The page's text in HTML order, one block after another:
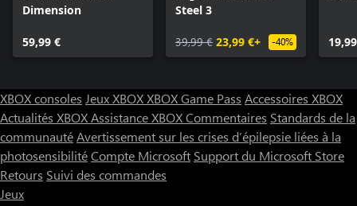
Dimension
59,99 €
Steel 3
39,99 € 23,99 €+ -40%
XBOX consoles Jeux XBOXXBOX Game Pass Accessoires XBOX
Actualités XBOXAssistance XBOXCommentaires Standards de la
communautéAvertissement sur les crises d’épilepsie liées à la
photosensibilitéCompte Microsoft Support du Microsoft Store
Retours Suivi des commandes
Jeux